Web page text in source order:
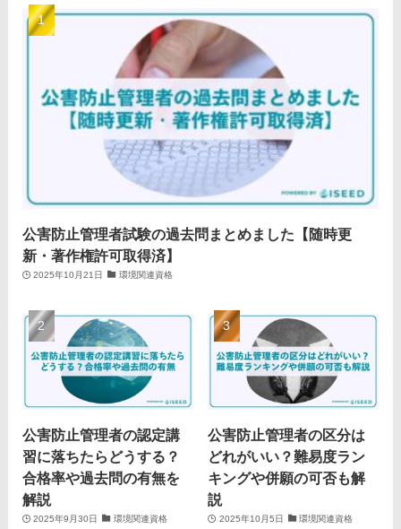
公害防止管理者試験の過去問まとめました【随時更
新・著作権許可取得済】
2025年10月21日 環境関連資格
公害防止管理者の認定講
習に落ちたらどうする？
合格率や過去問の有無を
解説
2025年9月30日 環境関連資格
公害防止管理者の区分は
どれがいい？難易度ラン
キングや併願の可否も解
説
2025年10月5日 環境関連資格